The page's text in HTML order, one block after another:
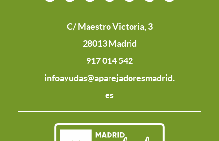
C/ Maestro Victoria, 3
28013 Madrid
917 014 542
infoayudas@aparejadoresmadrid.
es